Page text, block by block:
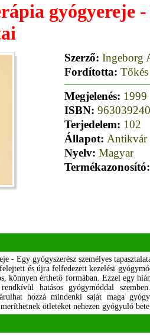
gyógyereje -
Szerző: Ingeborg
Fordította:
Megjelenés: 1999
ISBN:
Terjedelem: 102
Állapot: Antikvár
Nyelv: Magyar
Termékazonosító:
- Egy gyógyszerész személyes
és újra felfedezett kezelési
könnyen érthető formában. Ezzel egy
hatásos gyógymóddal
hozzá mindenki saját maga
ötleteket nehezen gyógyuló